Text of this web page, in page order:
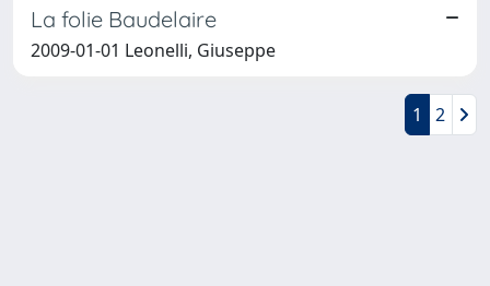
La folie Baudelaire
2009-01-01 Leonelli, Giuseppe
1 2